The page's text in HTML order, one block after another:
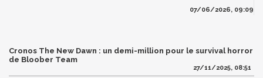
07/06/2026, 09:09
Cronos The New Dawn : un demi-million pour le survival horror
de Bloober Team
27/11/2025, 08:51